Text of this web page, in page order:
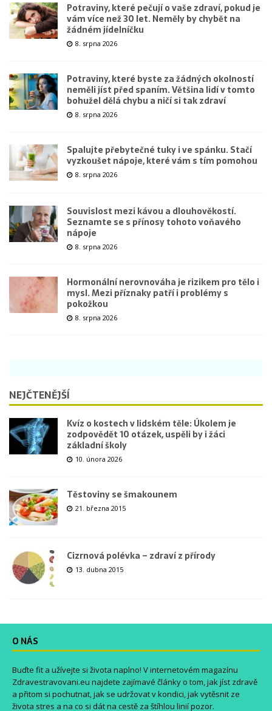
Potraviny, které pečují o vaše zdraví, pokud je
vám více než 30 let. Neměly by chybět na
žádném jídelníčku
8. srpna 2026
Potraviny, které byste za žádných okolností
neměli jíst před spaním. Většina lidí v tomto
bohužel dělá chybu a ničí si tak zdraví
8. srpna 2026
Spalujte přebytečné tuky i ve spánku. Stačí
vyzkoušet nápoje, které vám s tím pomohou
8. srpna 2026
Souvislost mezi kávou a dlouhověkostí.
Seznamte se s přínosy tohoto voňavého
nápoje
8. srpna 2026
Hormonální nerovnováha je rizikem pro tělo i
mysl. Mezi příznaky patří i problémy s
pokožkou
8. srpna 2026
NEJČTENĚJŠÍ
Kvíz o kostech v lidském těle: Úkolem je
zodpovědět 10 otázek, uspěli by i žáci
základní školy
10. února 2026
Těstoviny se šmakounem
21. března 2015
Cizrnová polévka – zdraví z přírody
13. dubna 2015
O NÁS
Buďte fit a užívejte si života naplno! V internetovém magazínu
Zdravestravovani.eu najdete zajímavé články o tom, jak jíst zdravě
a přitom si pochutnat, jak se udržovat v kondici, jak vytěsnit ze
života stres a na co si dát na cestě za štíhlou linií pozor.